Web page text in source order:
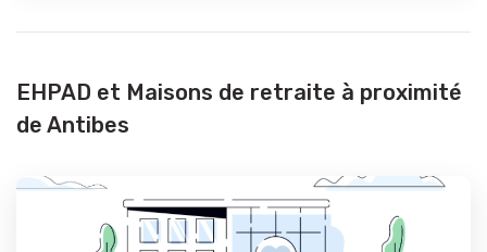
EHPAD et Maisons de retraite à proximité
de Antibes